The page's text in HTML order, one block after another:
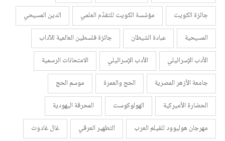
جائزة الكويت
مؤسّسة الكويت للتقدّم العلمي
الدين المسيحي
المسيحية
عبادة الشيطان
جائزة فلسطين العالمية للآداب
الأدب الإسرائيلي
الأدب الإسرائيلي
الامتحانات الرسمية
جامعة الأزهر المصرية
الحج والعمرة
موسم الحج
الحضارة الأميركية
الهولوكوست
المحرقة اليهودية
مهرجان هوليوود للفيلم العرب
التطهير العرقي
غال غادوت